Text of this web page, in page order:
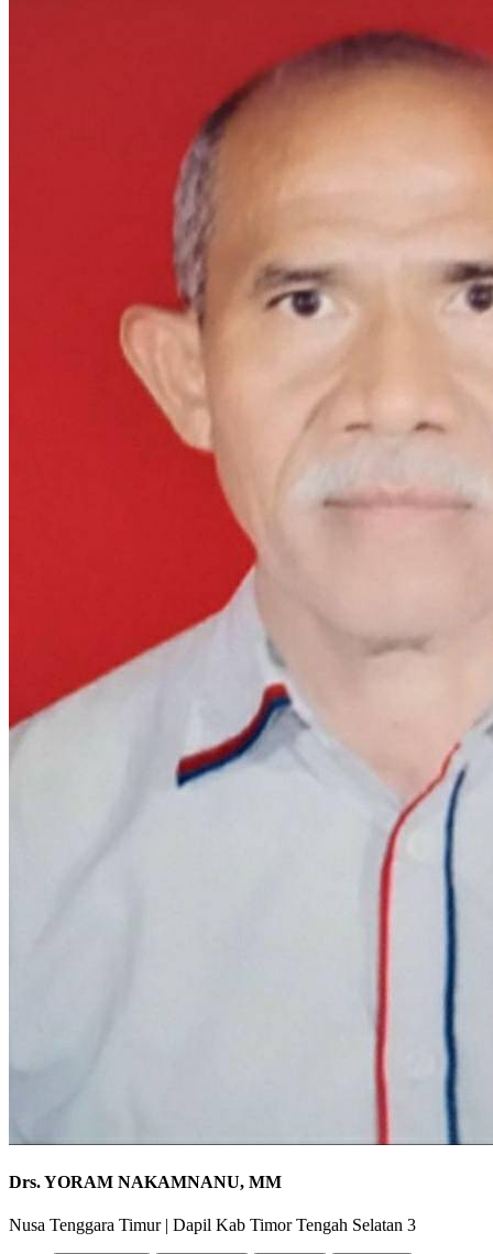
Drs. YORAM NAKAMNANU, MM
Nusa Tenggara Timur | Dapil Kab Timor Tengah Selatan 3